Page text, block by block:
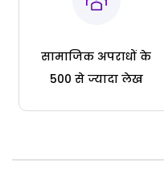
सामाजिक अपराधों के
500 से ज्यादा लेख